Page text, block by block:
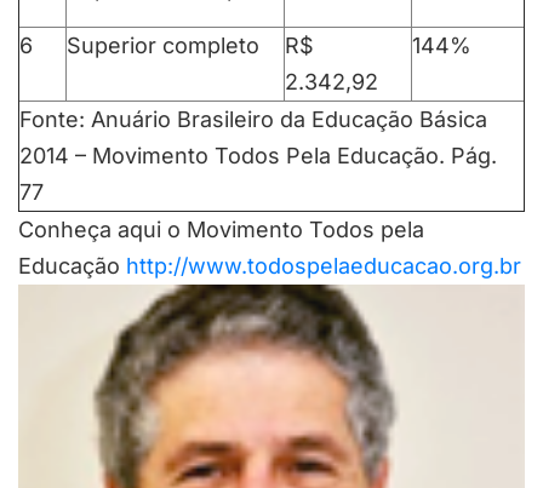
6 Superior completo
R$
2.342,92
144%
Fonte: Anuário Brasileiro da Educação Básica
2014 – Movimento Todos Pela Educação. Pág.
77
Conheça aqui o Movimento Todos pela
Educação http://www.todospelaeducacao.org.br